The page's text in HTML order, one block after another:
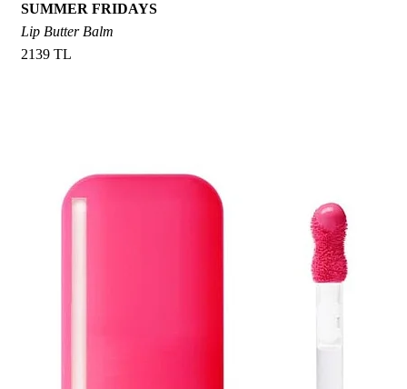
SUMMER FRIDAYS
Lip Butter Balm
2139 TL